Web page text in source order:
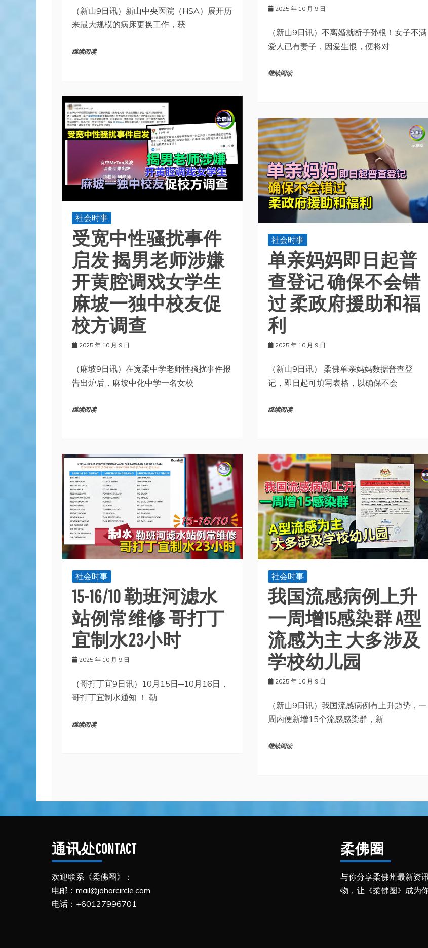
（新山9日讯）新山中央医院（HSA）展开历
来最大规模的病床更换工作，获
继续阅读
2025 年 10 月 9 日
（新山9日讯）不离婚就断子孙根！女子不满
爱人已有妻子，因爱生恨，便将对
继续阅读
社会时事
受宽中性骚扰事件
启发 揭男老师涉嫌
开黄腔调戏女学生
麻坡一独中校友促
校方调查
2025 年 10 月 9 日
（麻坡9日讯）在宽柔中学老师性骚扰事件报
告出炉后，麻坡中化中学一名女校
继续阅读
社会时事
单亲妈妈即日起普
查登记 确保不会错
过 柔政府援助和福
利
2025 年 10 月 9 日
（新山9日讯） 柔佛单亲妈妈数据普查登
记，即日起可填写表格，以确保不会
继续阅读
社会时事
15-16/10 勒班河滤水
站例常维修 哥打丁
宜制水23小时
2025 年 10 月 9 日
（哥打丁宜9日讯）10月15日─10月16日，
哥打丁宜制水通知 ！ 勒
继续阅读
社会时事
我国流感病例上升
一周增15感染群 A型
流感为主 大多涉及
学校幼儿园
2025 年 10 月 9 日
（新山9日讯）我国流感病例有上升趋势，一
周内便新增15个流感感染群，新
继续阅读
通讯处CONTACT
欢迎联系《柔佛圈》：
电邮：mail@johorcircle.com
电话：+60127996701
柔佛圈
与你分享柔佛州最新资
物，让《柔佛圈》成为